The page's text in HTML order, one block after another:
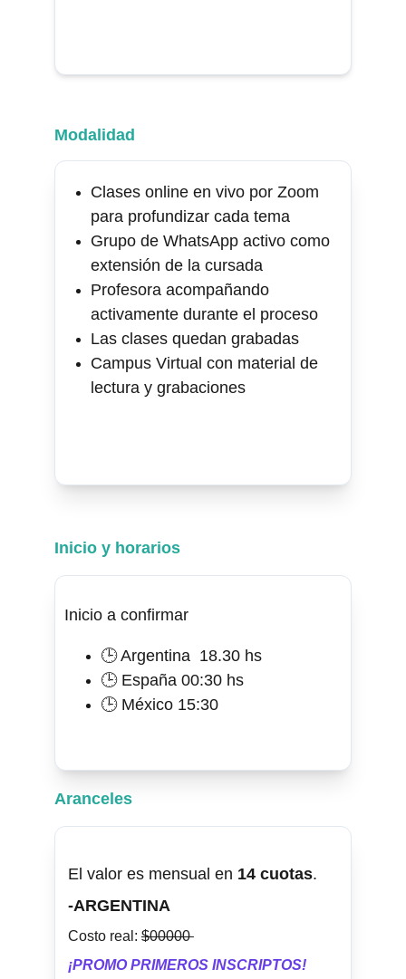
Modalidad
Clases online en vivo por Zoom
para profundizar cada tema
Grupo de WhatsApp activo como
extensión de la cursada
Profesora acompañando
activamente durante el proceso
Las clases quedan grabadas
Campus Virtual con material de
lectura y grabaciones
Inicio y horarios
Inicio a confirmar
🕒 Argentina  18.30 hs
🕒 España 00:30 hs
🕒 México 15:30
Aranceles
El valor es mensual en 14 cuotas.
-ARGENTINA
Costo real: $00000
¡PROMO PRIMEROS INSCRIPTOS!